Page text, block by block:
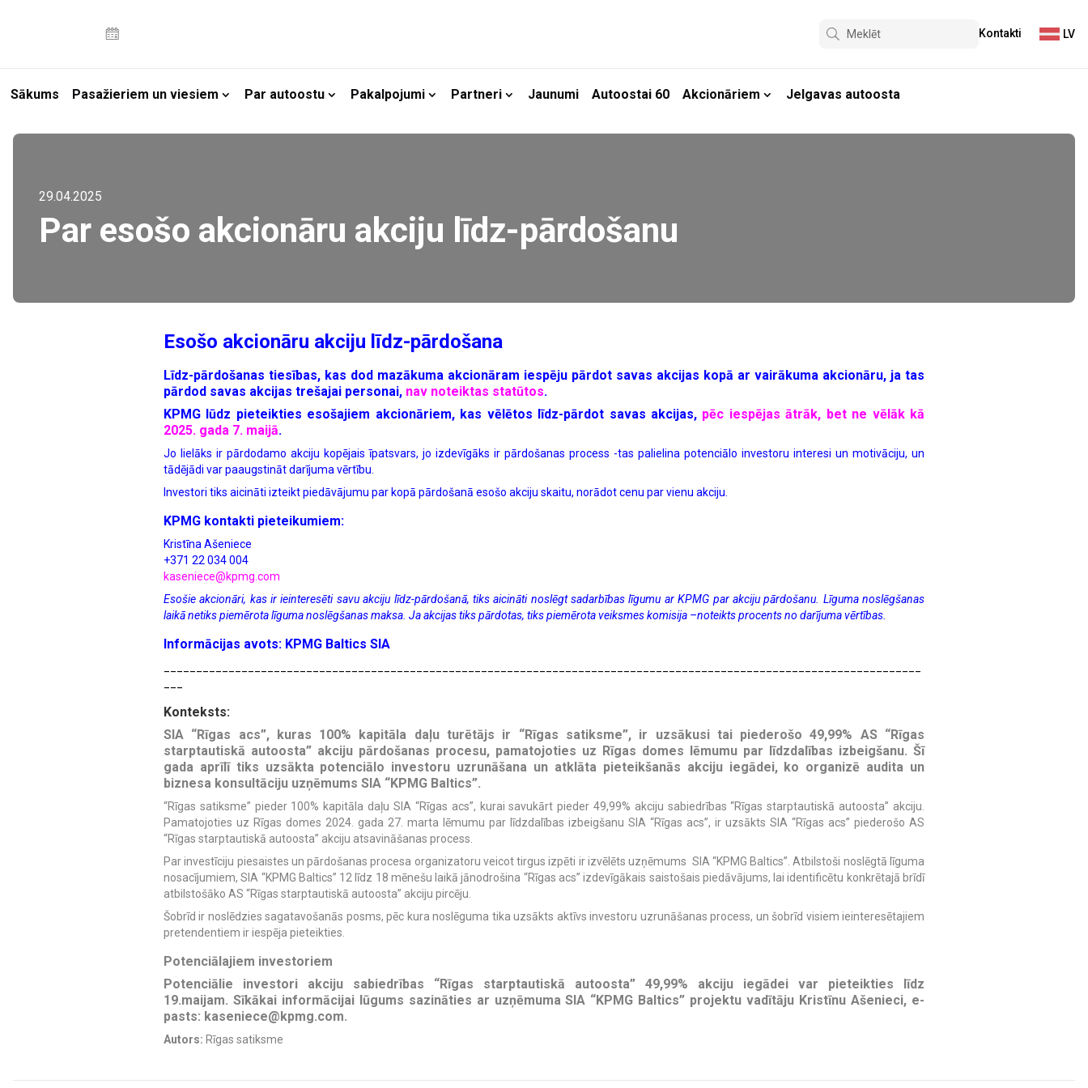
Kontakti LV
Sākums Pasažieriem un viesiem Par autoostu Pakalpojumi Partneri Jaunumi Autoostai 60 Akcionāriem Jelgavas autoosta
29.04.2025
Par esošo akcionāru akciju līdz-pārdošanu
Esošo akcionāru akciju līdz-pārdošana
Līdz-pārdošanas tiesības, kas dod mazākuma akcionāram iespēju pārdot savas akcijas kopā ar vairākuma akcionāru, ja tas
pārdod savas akcijas trešajai personai, nav noteiktas statūtos.
KPMG lūdz pieteikties esošajiem akcionāriem, kas vēlētos līdz-pārdot savas akcijas, pēc iespējas ātrāk, bet ne vēlāk kā
2025. gada 7. maijā.
Jo lielāks ir pārdodamo akciju kopējais īpatsvars, jo izdevīgāks ir pārdošanas process -tas palielina potenciālo investoru interesi un motivāciju, un
tādējādi var paaugstināt darījuma vērtību.
Investori tiks aicināti izteikt piedāvājumu par kopā pārdošanā esošo akciju skaitu, norādot cenu par vienu akciju.
KPMG kontakti pieteikumiem:
Kristīna Ašeniece
+371 22 034 004
kaseniece@kpmg.com
Esošie akcionāri, kas ir ieinteresēti savu akciju līdz-pārdošanā, tiks aicināti noslēgt sadarbības līgumu ar KPMG par akciju pārdošanu. Līguma noslēgšanas
laikā netiks piemērota līguma noslēgšanas maksa. Ja akcijas tiks pārdotas, tiks piemērota veiksmes komisija –noteikts procents no darījuma vērtības.
Informācijas avots: KPMG Baltics SIA
Konteksts:
SIA “Rīgas acs”, kuras 100% kapitāla daļu turētājs ir “Rīgas satiksme”, ir uzsākusi tai piederošo 49,99% AS “Rīgas
starptautiskā autoosta” akciju pārdošanas procesu, pamatojoties uz Rīgas domes lēmumu par līdzdalības izbeigšanu. Šī
gada aprīlī tiks uzsākta potenciālo investoru uzrunāšana un atklāta pieteikšanās akciju iegādei, ko organizē audita un
biznesa konsultāciju uzņēmums SIA “KPMG Baltics”.
“Rīgas satiksme” pieder 100% kapitāla daļu SIA “Rīgas acs”, kurai savukārt pieder 49,99% akciju sabiedrības “Rīgas starptautiskā autoosta” akciju.
Pamatojoties uz Rīgas domes 2024. gada 27. marta lēmumu par līdzdalības izbeigšanu SIA “Rīgas acs”, ir uzsākts SIA “Rīgas acs” piederošo AS
“Rīgas starptautiskā autoosta” akciju atsavināšanas process.
Par investīciju piesaistes un pārdošanas procesa organizatoru veicot tirgus izpēti ir izvēlēts uzņēmums SIA “KPMG Baltics”. Atbilstoši noslēgtā līguma
nosacījumiem, SIA “KPMG Baltics” 12 līdz 18 mēnešu laikā jānodrošina “Rīgas acs” izdevīgākais saistošais piedāvājums, lai identificētu konkrētajā brīdī
atbilstošāko AS “Rīgas starptautiskā autoosta” akciju pircēju.
Šobrīd ir noslēdzies sagatavošanās posms, pēc kura noslēguma tika uzsākts aktīvs investoru uzrunāšanas process, un šobrīd visiem ieinteresētajiem
pretendentiem ir iespēja pieteikties.
Potenciālajiem investoriem
Potenciālie investori akciju sabiedrības “Rīgas starptautiskā autoosta” 49,99% akciju iegādei var pieteikties līdz
19.maijam. Sīkākai informācijai lūgums sazināties ar uzņēmuma SIA “KPMG Baltics” projektu vadītāju Kristīnu Ašenieci, e-
pasts: kaseniece@kpmg.com.
Autors: Rīgas satiksme